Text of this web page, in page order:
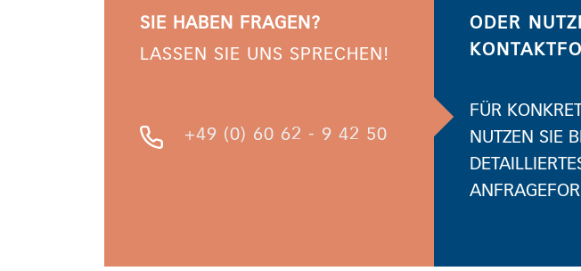
SIE HABEN FRAGEN?
LASSEN SIE UNS SPRECHEN!
+49 (0) 60 62 - 9 42 50
ODER
FÜR
NUTZEN SIE